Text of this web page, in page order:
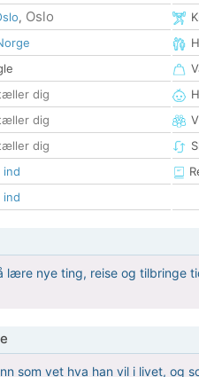
, Oslo
dig
dig
dig
ind
ind
lære nye ting, reise og
som vet hva han vil i livet, og